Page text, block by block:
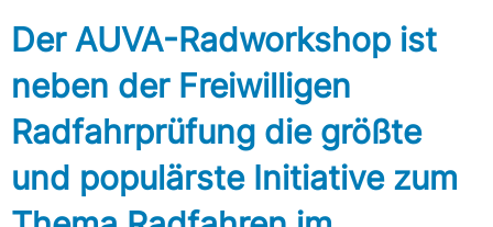
Der AUVA-Radworkshop ist
neben der Freiwilligen
Radfahrprüfung die größte
und populärste Initiative zum